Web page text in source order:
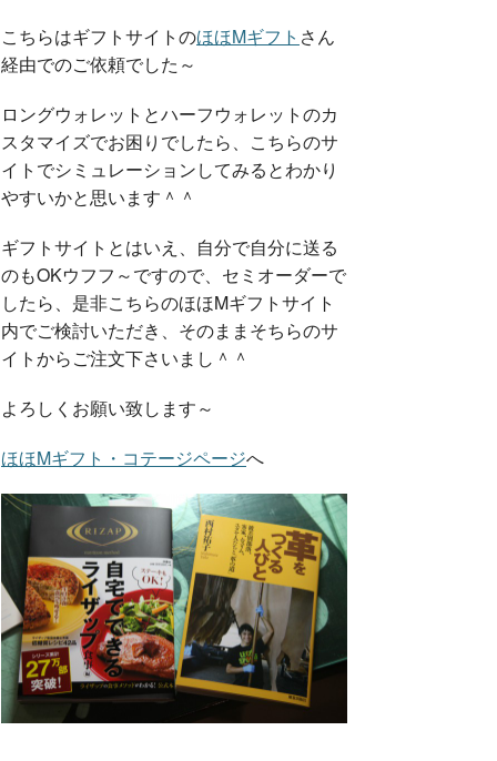
こちらはギフトサイトのほほMギフト さん
経由でのご依頼でした～
ロングウォレットとハーフウォレットのカ
スタマイズでお困りでしたら、こちらのサ
イトでシミュレーションしてみるとわかり
やすいかと思います＾＾
ギフトサイトとはいえ、自分で自分に送る
のもOKウフフ～ですので、セミオーダーで
したら、是非こちらのほほMギフトサイト
内でご検討いただき、そのままそちらのサ
イトからご注文下さいまし＾＾
よろしくお願い致します～
ほほMギフト・コテージページへ